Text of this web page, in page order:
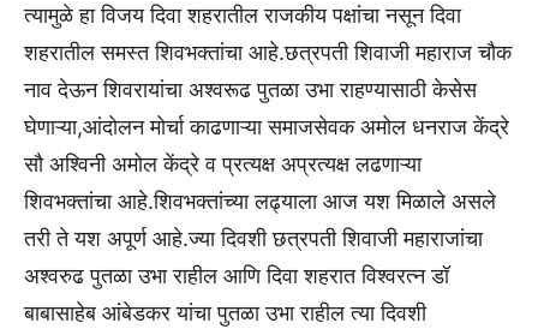
त्यामुळे हा विजय दिवा शहरातील राजकीय पक्षांचा नसून दिवा
शहरातील समस्त शिवभक्तांचा आहे.छत्रपती शिवाजी महाराज चौक
नाव देऊन शिवरायांचा अश्वरूढ पुतळा उभा राहण्यासाठी केसेस
घेणाऱ्या,आंदोलन मोर्चा काढणाऱ्या समाजसेवक अमोल धनराज केंद्रे
सौ अश्विनी अमोल केंद्रे व प्रत्यक्ष अप्रत्यक्ष लढणाऱ्या
शिवभक्तांचा आहे.शिवभक्तांच्या लढ्याला आज यश मिळाले असले
तरी ते यश अपूर्ण आहे.ज्या दिवशी छत्रपती शिवाजी महाराजांचा
अश्वरुढ पुतळा उभा राहील आणि दिवा शहरात विश्वरत्न डॉ
बाबासाहेब आंबेडकर यांचा पुतळा उभा राहील त्या दिवशी